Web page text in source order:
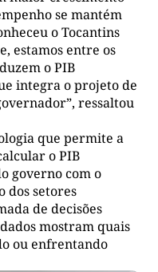
se mantém
o Tocantins
estamos entre os
o PIB
integra o projeto de
ressaltou
que permite a
o PIB
governo com o
dos setores
de decisões
mostram quais
ou enfrentando